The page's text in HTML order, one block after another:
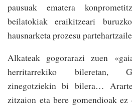
pausuak ematera
beilatokiak eraikitzeari
hausnarketa prozesu
Alkateak gogorarazi zuen
herritarrekiko bileretan,
zinegotziekin bi bilera…
zitzaion eta bere gomendioak